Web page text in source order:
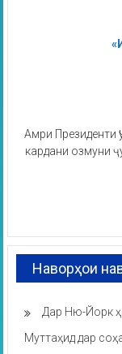
Амри Президенти
кардани озмуни
Наворҳои
Дар Ню-Йорк
Муттаҳид дар